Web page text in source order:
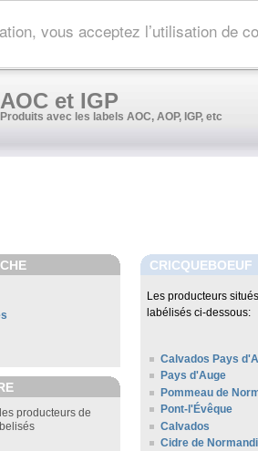
vous acceptez l’utilisation de
AOC et IGP
Produits avec les labels AOC, AOP, IGP, etc
producteurs de
CRICQUEBOEUF
Les producteurs
labélisés ci-dessous:
Calvados Pays
Pays d'Auge
Pommeau de
Pont-l'Évêque
Calvados
Cidre de